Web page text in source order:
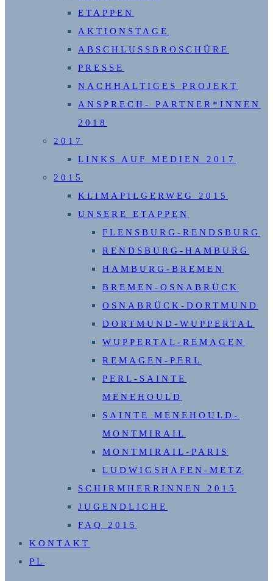
ETAPPEN
AKTIONSTAGE
ABSCHLUSSBROSCHÜRE
PRESSE
NACHHALTIGES PROJEKT
ANSPRECH- PARTNER*INNEN
2018
2017
LINKS AUF MEDIEN 2017
2015
KLIMAPILGERWEG 2015
UNSERE ETAPPEN
FLENSBURG-RENDSBURG
RENDSBURG-HAMBURG
HAMBURG-BREMEN
BREMEN-OSNABRÜCK
OSNABRÜCK-DORTMUND
DORTMUND-WUPPERTAL
WUPPERTAL-REMAGEN
REMAGEN-PERL
PERL-SAINTE
MENEHOULD
SAINTE MENEHOULD-
MONTMIRAIL
MONTMIRAIL-PARIS
LUDWIGSHAFEN-METZ
SCHIRMHERRINNEN 2015
JUGENDLICHE
FAQ 2015
KONTAKT
PL